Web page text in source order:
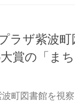
ラザ紫波
賞の「ま
町図書館を視